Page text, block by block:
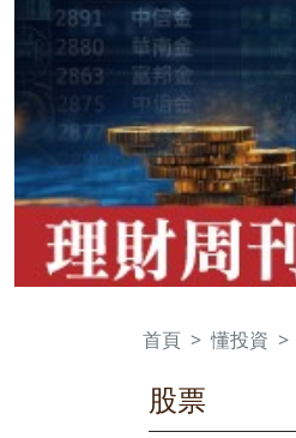
首頁 懂投資
股票